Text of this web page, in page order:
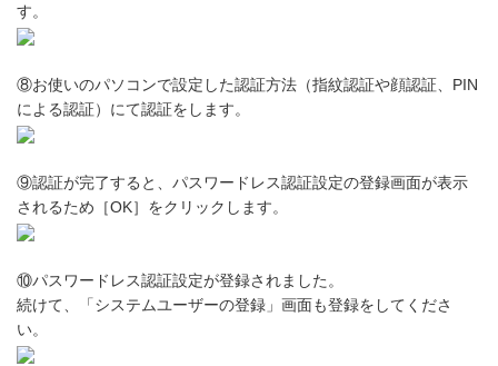
す。
⑧お使いのパソコンで設定した認証方法（指紋認証や顔認証、PIN
による認証）にて認証をします。
⑨認証が完了すると、パスワードレス認証設定の登録画面が表示
されるため［OK］をクリックします。
⑩パスワードレス認証設定が登録されました。
続けて、「システムユーザーの登録」画面も登録をしてくださ
い。